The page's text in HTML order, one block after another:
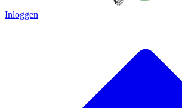
Inloggen